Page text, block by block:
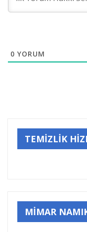
0 YORUM
TEMİZLİK
MİMAR